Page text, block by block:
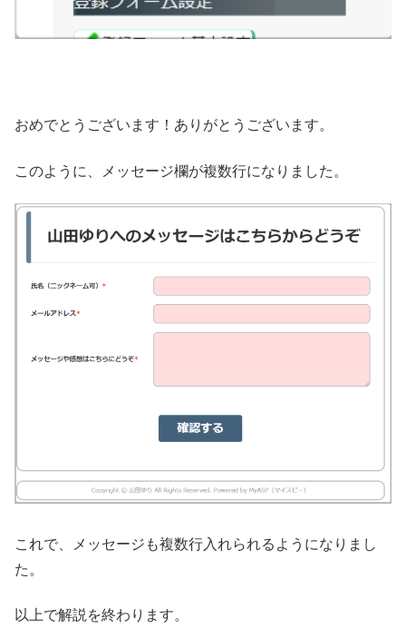
おめでとうございます！ありがとうございます。
このように、メッセージ欄が複数行になりました。
これで、メッセージも複数行入れられるようになりまし
た。
以上で解説を終わります。